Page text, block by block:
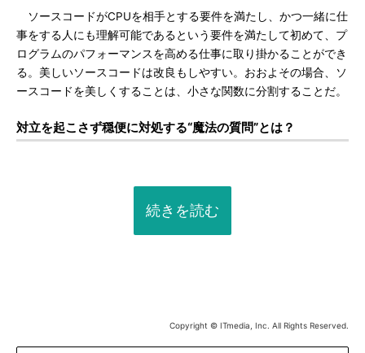
ソースコードがCPUを相手とする要件を満たし、かつ一緒に仕
事をする人にも理解可能であるという要件を満たして初めて、プ
ログラムのパフォーマンスを高める仕事に取り掛かることができ
る。美しいソースコードは改良もしやすい。おおよその場合、ソ
ースコードを美しくすることは、小さな関数に分割することだ。
対立を起こさず穏便に対処する“魔法の質問”とは？
続きを読む
Copyright © ITmedia, Inc. All Rights Reserved.